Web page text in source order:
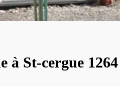
à St-cergue 1264